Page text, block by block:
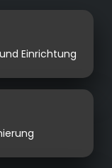
Einrichtung